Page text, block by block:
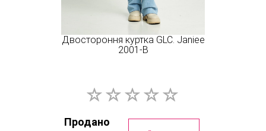
Двостороння куртка GLC. Janiee
2001-В
Продано